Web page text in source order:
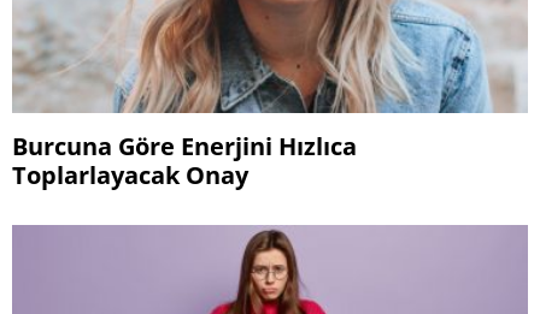
Burcuna Göre Enerjini Hızlıca
Toplarlayacak Onay